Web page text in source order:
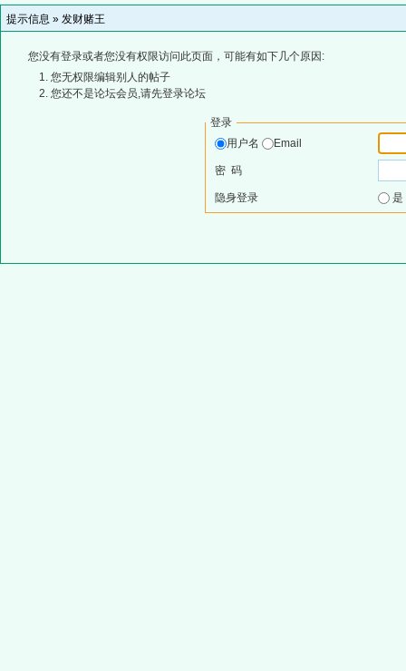
提示信息 » 发财赌王
您没有登录或者您没有权限访问此页面，可能有如下几个原因:
您无权限编辑别人的帖子
您还不是论坛会员,请先登录论坛
登录
用户名
Email
密 码
隐身登录